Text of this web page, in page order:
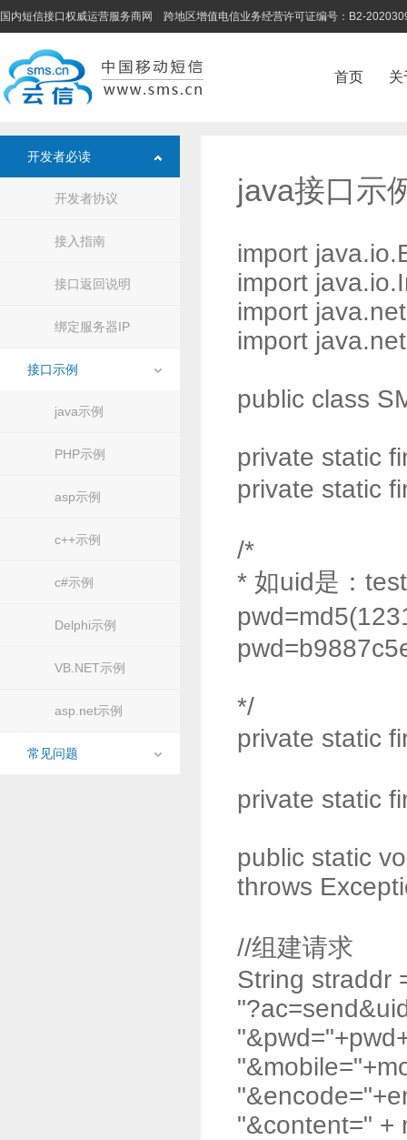
国内短信接口权威运营服务商网 跨地区增值电信业务经营许可证编号：B2-
首页 关
开发者必读
开发者协议
接入指南
接口返回说明
绑定服务器IP
接口示例
java示例
PHP示例
asp示例
c++示例
c#示例
Delphi示例
VB.NET示例
asp.net示例
常见问题
java接口示
import
import
import
import
public class
private static
private static
/*
* 如uid是：
*/
private static
private static
public static
throws
//组建请求
String straddr
"&content=" +